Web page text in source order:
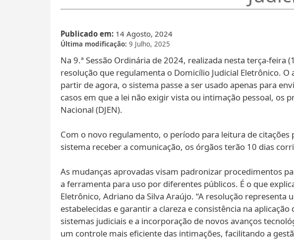
Publicado em 14 Agosto, 2024
Última modificação 9 Julho, 2025
Na 9.ª Sessão Ordinária de 2024, realizada nesta terça-
resolução que regulamenta o Domicílio Judicial Eletrônico.
partir de agora, o sistema passe a ser usado apenas para
casos em que a lei não exigir vista ou intimação pessoal, os
Nacional (DJEN).
Com o novo regulamento, o período para leitura de
sistema receber a comunicação, os órgãos terão 10 dias
As mudanças aprovadas visam padronizar procedimentos
a ferramenta para uso por diferentes públicos. É o que
Eletrônico, Adriano da Silva Araújo. “A resolução
estabelecidas e garantir a clareza e consistência na
sistemas judiciais e a incorporação de novos avanços
um controle mais eficiente das intimações, facilitando a